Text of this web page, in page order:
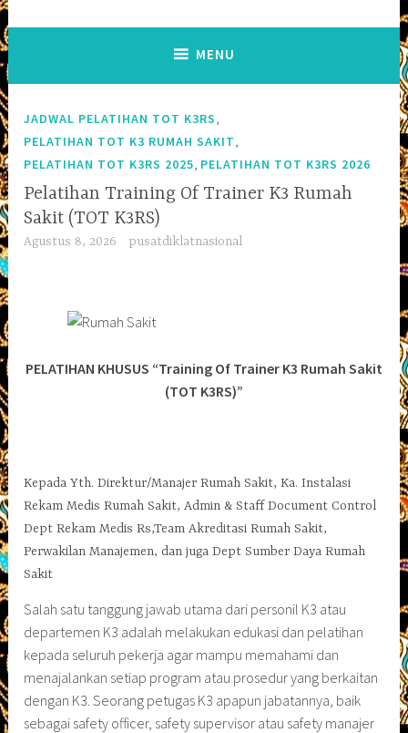
MENU
JADWAL PELATIHAN TOT K3RS,
PELATIHAN TOT K3 RUMAH SAKIT,
PELATIHAN TOT K3RS 2025, PELATIHAN TOT K3RS 2026
Pelatihan Training Of Trainer K3 Rumah
Sakit (TOT K3RS)
Agustus 8, 2026 pusatdiklatnasional
PELATIHAN KHUSUS “Training Of Trainer K3 Rumah Sakit
(TOT K3RS)”
Kepada Yth. Direktur/Manajer Rumah Sakit, Ka. Instalasi
Rekam Medis Rumah Sakit, Admin & Staff Document Control
Dept Rekam Medis Rs,Team Akreditasi Rumah Sakit,
Perwakilan Manajemen, dan juga Dept Sumber Daya Rumah
Sakit
Salah satu tanggung jawab utama dari personil K3 atau
departemen K3 adalah melakukan edukasi dan pelatihan
kepada seluruh pekerja agar mampu memahami dan
menajalankan setiap program atau prosedur yang berkaitan
dengan K3. Seorang petugas K3 apapun jabatannya, baik
sebagai safety officer, safety supervisor atau safety manajer